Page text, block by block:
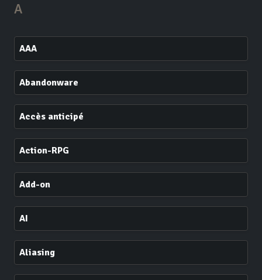
A
AAA
Abandonware
Accès anticipé
Action-RPG
Add-on
AI
Aliasing